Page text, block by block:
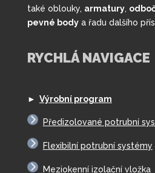
také oblouky, armatury,
pevné bodya řadu dalšího
RYCHLÁ NAVIGACE
► Výrobní program
Předizolované potrubní
Flexibilní potrubní systémy
Meziokenní izolační vložka